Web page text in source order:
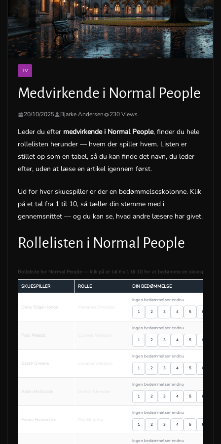
TV
Medvirkende i Normal People
20/10/2025 Bjarke Andersen 230 Views
Leder du efter medvirkende i Normal People, finder du hele
rollelisten herunder — hvem der spiller hvem. Listen er
stillet op som en tabel, så du kan finde det navn, du leder
efter, uden at læse en artikel igennem først.
Ud for hver skuespiller er der en bedømmelseskolonne. Klik
på et tal fra 1 til 10, så tæller din stemme med i
gennemsnittet — og du kan se, hvad andre læsere har givet.
Rollelisten i Normal People
Rolleliste for Normal People — klik på et tal fra 1 til 10 for at bedømme en skuespiller.
SKUESPILLER ROLLE DIN BEDØMMELSE
Daisy Edgar-Jones Marianne Sheridan
Ingen bedømmelser endnu
1 2 3 4 5 6
Paul Mescal
Ingen bedømmelser endnu
1 2 3 4 5 6
Sarah Greene Lorraine Waldron
Ingen bedømmelser endnu
1 2 3 4 5 6
Aislín McGuckin
Ingen bedømmelser endnu
1 2 3 4 5 6
Éanna Hardwicke Rob Hegarty
Ingen bedømmelser endnu
1 2 3 4 5 6
Ingen bedømmelser endnu